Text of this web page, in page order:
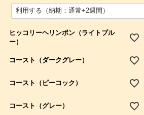
必
ヒッコリーヘリンボン（ライトブル
ー）
コースト（ダークグレー）
コースト（ピーコック）
コースト（グレー）